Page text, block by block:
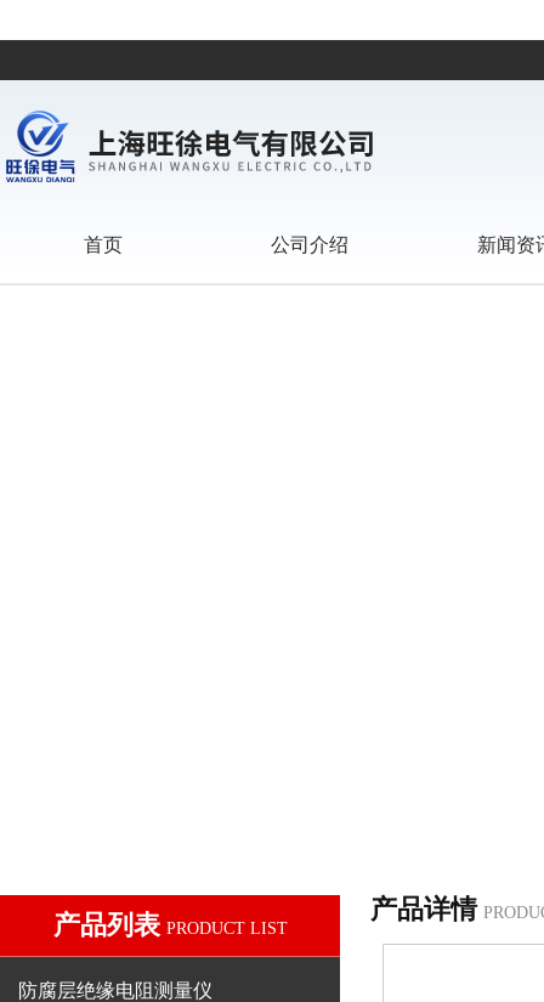
首页 公司介绍 新闻资
产品列表 PRODUCT LIST
防腐层绝缘电阻测量仪
产品详情